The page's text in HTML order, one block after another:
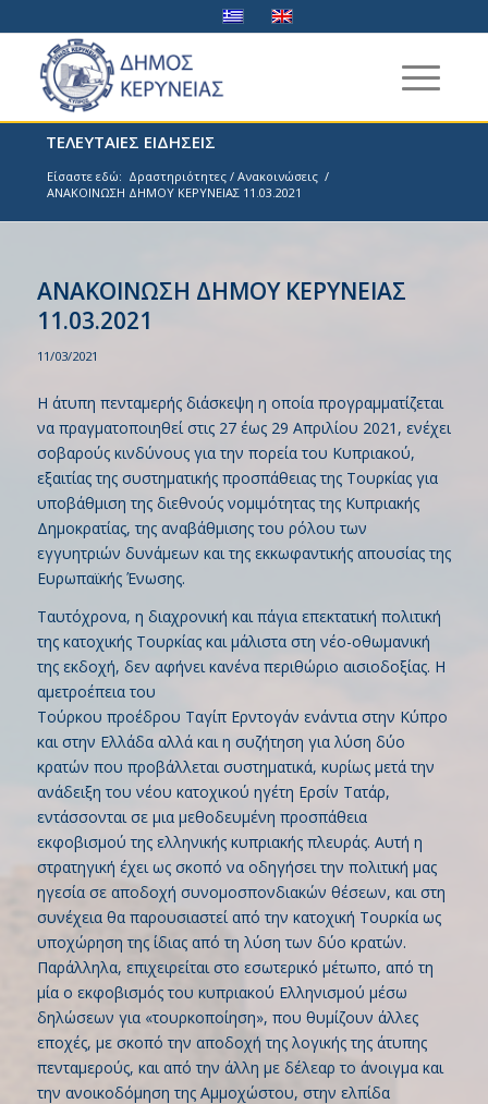
ΤΕΛΕΥΤΑΙΕΣ ΕΙΔΗΣΕΙΣ
Είσαστε εδώ: Δραστηριότητες / Ανακοινώσεις /
ΑΝΑΚΟΙΝΩΣΗ ΔΗΜΟΥ ΚΕΡΥΝΕΙΑΣ 11.03.2021
ΑΝΑΚΟΙΝΩΣΗ ΔΗΜΟΥ ΚΕΡΥΝΕΙΑΣ
11.03.2021
11/03/2021
Η άτυπη πενταμερής διάσκεψη η οποία προγραμματίζεται
να πραγματοποιηθεί στις 27 έως 29 Απριλίου 2021, ενέχει
σοβαρούς κινδύνους για την πορεία του Κυπριακού,
εξαιτίας της συστηματικής προσπάθειας της Τουρκίας για
υποβάθμιση της διεθνούς νομιμότητας της Κυπριακής
Δημοκρατίας, της αναβάθμισης του ρόλου των
εγγυητριών δυνάμεων και της εκκωφαντικής απουσίας της
Ευρωπαϊκής Ένωσης.
Ταυτόχρονα, η διαχρονική και πάγια επεκτατική πολιτική
της κατοχικής Τουρκίας και μάλιστα στη νέο-οθωμανική
της εκδοχή, δεν αφήνει κανένα περιθώριο αισιοδοξίας. Η
αμετροέπεια του
Τούρκου προέδρου Ταγίπ Ερντογάν ενάντια στην Κύπρο
και στην Ελλάδα αλλά και η συζήτηση για λύση δύο
κρατών που προβάλλεται συστηματικά, κυρίως μετά την
ανάδειξη του νέου κατοχικού ηγέτη Ερσίν Τατάρ,
εντάσσονται σε μια μεθοδευμένη προσπάθεια
εκφοβισμού της ελληνικής κυπριακής πλευράς. Αυτή η
στρατηγική έχει ως σκοπό να οδηγήσει την πολιτική μας
ηγεσία σε αποδοχή συνομοσπονδιακών θέσεων, και στη
συνέχεια θα παρουσιαστεί από την κατοχική Τουρκία ως
υποχώρηση της ίδιας από τη λύση των δύο κρατών.
Παράλληλα, επιχειρείται στο εσωτερικό μέτωπο, από τη
μία ο εκφοβισμός του κυπριακού Ελληνισμού μέσω
δηλώσεων για «τουρκοποίηση», που θυμίζουν άλλες
εποχές, με σκοπό την αποδοχή της λογικής της άτυπης
πενταμερούς, και από την άλλη με δέλεαρ το άνοιγμα και
την ανοικοδόμηση της Αμμοχώστου, στην ελπίδα